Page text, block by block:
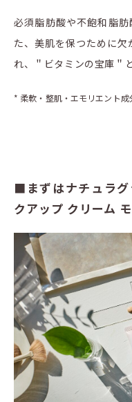
必須脂肪酸や不飽和脂
た、美肌を保つために
れ、＂ビタミンの宝庫＂
* 柔軟・整肌・エモリエント成
■まずはナチュラグ
クアップ クリーム